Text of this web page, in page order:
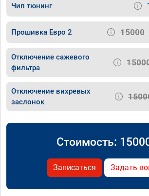
Чип тюнинг
Прошивка Евро 2 15000
Отключение сажевого
фильтра
Отключение вихревых
заслонок
Стоимость:
Записаться Задать